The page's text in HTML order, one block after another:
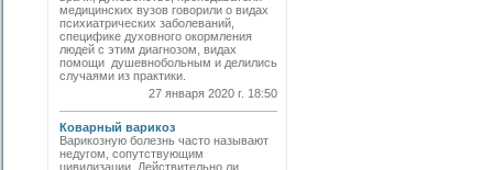
медицинских вузов говорили о видах
психиатрических заболеваний,
специфике духовного окормления
людей с этим диагнозом, видах
помощи душевнобольным и делились
случаями из практики.
27 января 2020 г. 18:50
Коварный варикоз
Варикозную болезнь часто называют
недугом, сопутствующим
цивилизации. Действительно ли